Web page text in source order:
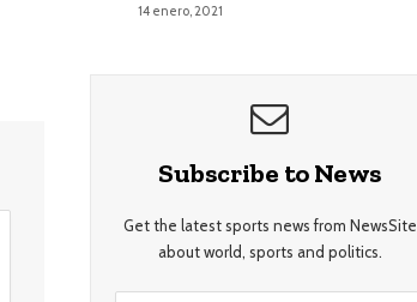
14 enero, 2021
Subscribe to News
Get the latest sports news from NewsSite
about world, sports and politics.